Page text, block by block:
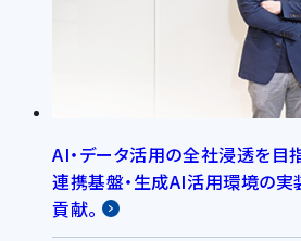
AI・データ活用の全社浸透を目
連携基盤・生成AI活用環境の
貢献。